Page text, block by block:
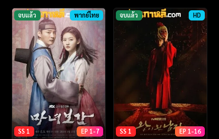
จบแล้ว พากย์ไทย
SS 1 EP 1-7
จบแล้ว HD
SS 1 EP 1-16